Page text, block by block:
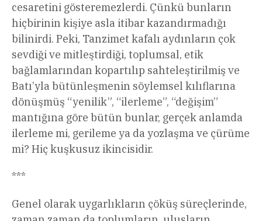
cesaretini gösteremezlerdi. Çünkü bunların
hiçbirinin kişiye asla itibar kazandırmadığı
bilinirdi. Peki, Tanzimet kafalı aydınların çok
sevdiği ve mitleştirdiği, toplumsal, etik
bağlamlarından kopartılıp sahteleştirilmiş ve
Batı’yla bütünleşmenin söylemsel kılıflarına
dönüşmüş “yenilik”, “ilerleme”, “değişim”
mantığına göre bütün bunlar, gerçek anlamda
ilerleme mi, gerileme ya da yozlaşma ve çürüme
mi? Hiç kuşkusuz ikincisidir.
***
Genel olarak uygarlıkların çöküş süreçlerinde,